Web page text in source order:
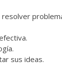
resolver
sus ideas.